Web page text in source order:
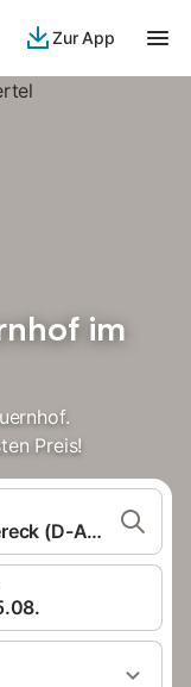
Zur App
im
Preis!
Mühlviertel, Österreich, Dreiländereck (D-A-CZ)